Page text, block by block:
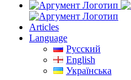
Articles
Language
Русский
English
Українська